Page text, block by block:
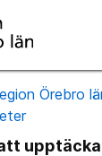
Örebro
upptäcka